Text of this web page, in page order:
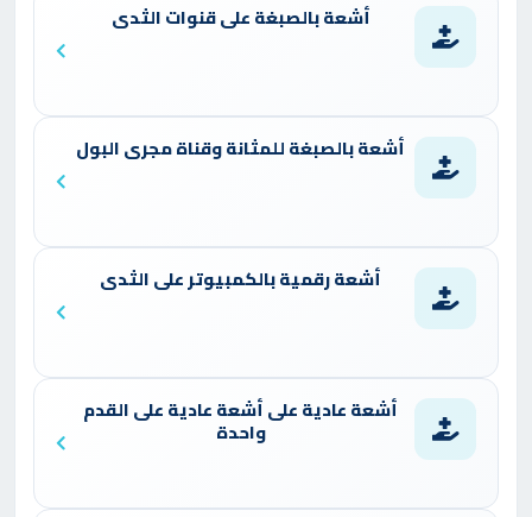
أشعة بالصبغة على قنوات الثدى
أشعة بالصبغة للمثانة وقناة مجرى البول
أشعة رقمية بالكمبيوتر على الثدى
أشعة عادية على أشعة عادية على القدم
واحدة